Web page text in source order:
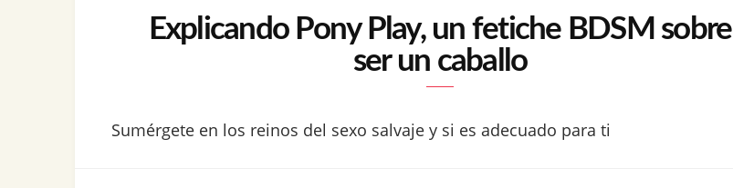
Explicando Pony Play, un fetiche BDSM sobre
ser un caballo
Sumérgete en los reinos del sexo salvaje y si es adecuado para ti